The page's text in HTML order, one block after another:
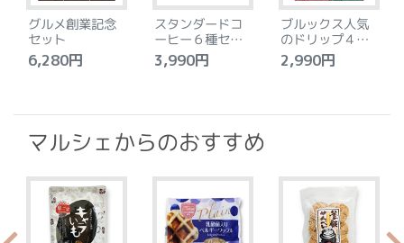
グルメ創業記念
セット
6,280円
スタンダードコ
ーヒー６種セッ
ト
3,990円
ブルックス人気
のドリップ４種
セット
2,990円
マルシェからのおすすめ